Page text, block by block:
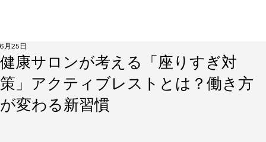
健康サロンが考える「座りすぎ対
策」アクティブレストとは？働き方
が変わる新習慣
6月25日